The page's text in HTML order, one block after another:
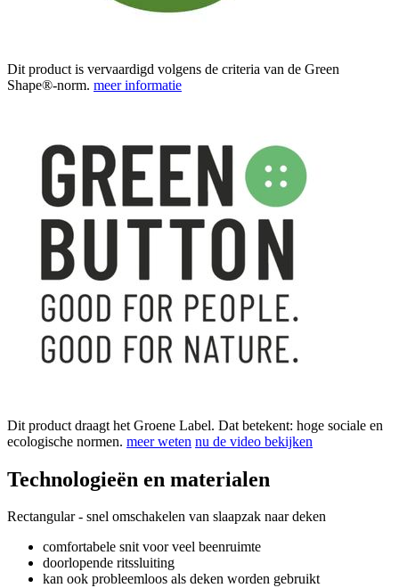
Dit product is vervaardigd volgens de criteria van de Green
Shape®-norm. meer informatie
Dit product draagt het Groene Label. Dat betekent: hoge sociale en
ecologische normen. meer weten nu de video bekijken
Technologieën en materialen
Rectangular - snel omschakelen van slaapzak naar deken
comfortabele snit voor veel beenruimte
doorlopende ritssluiting
kan ook probleemloos als deken worden gebruikt